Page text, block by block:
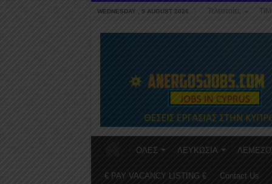
WEDNESDAY , 5 AUGUST 2026 Τελευταίες
ΟΛΕΣ ΛΕΥΚΩΣΙΑ
€ PAY VACANCY LISTING € Contact Us